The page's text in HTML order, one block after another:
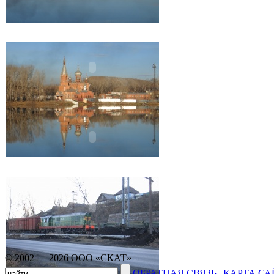
© 2002 — 2026 ООО «СКАТ»